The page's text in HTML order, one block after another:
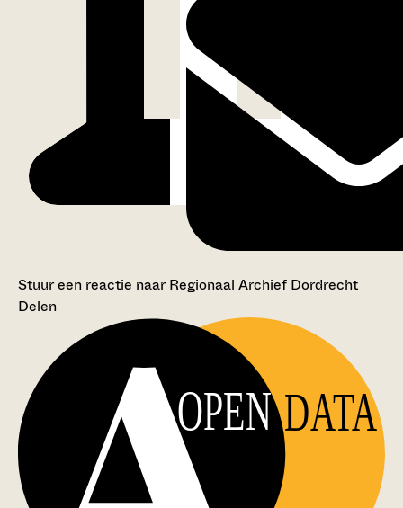
Stuur een reactie naar Regionaal Archief Dordrecht
Delen
OPEN DATA